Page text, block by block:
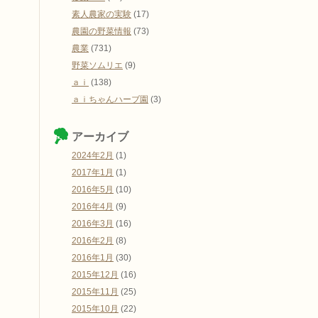
素人農家の実験 (17)
農園の野菜情報 (73)
農業 (731)
野菜ソムリエ (9)
ａｉ (138)
ａｉちゃんハーブ園 (3)
アーカイブ
2024年2月 (1)
2017年1月 (1)
2016年5月 (10)
2016年4月 (9)
2016年3月 (16)
2016年2月 (8)
2016年1月 (30)
2015年12月 (16)
2015年11月 (25)
2015年10月 (22)